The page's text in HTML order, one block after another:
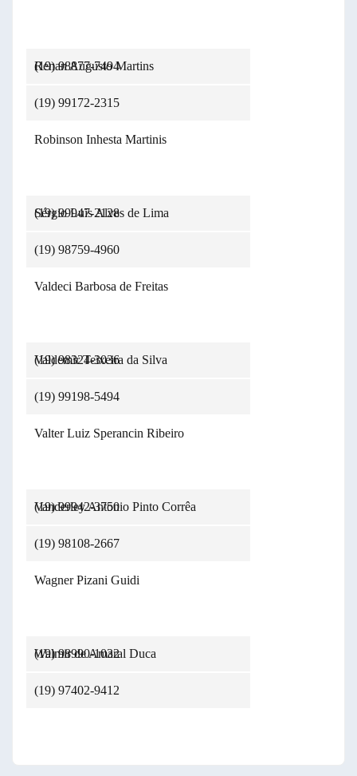
(19) 98877-7494
Renan Augusto Martins
(19) 99172-2315
Robinson Inhesta Martinis
(19) 99947-2128
Sérgio Luis Alves de Lima
(19) 98759-4960
Valdeci Barbosa de Freitas
(19) 98324-3036
Valdemir Teixeira da Silva
(19) 99198-5494
Valter Luiz Sperancin Ribeiro
(19) 99942-3750
Vanderley Antonio Pinto Corrêa
(19) 98108-2667
Wagner Pizani Guidi
(19) 98990-1032
Walmir de Amaral Duca
(19) 97402-9412